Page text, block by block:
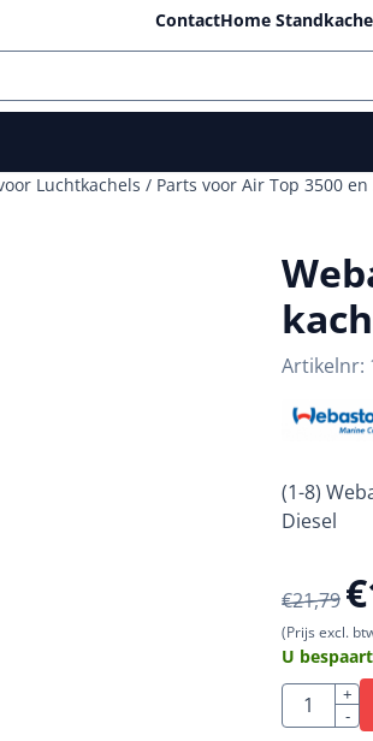
ContactHome
Luchtkachels / Parts voor Air Top 3500
Artikelnr:
(1-8)
Diesel
€21,79 €
(Prijs excl.
U
Aantal
+
-